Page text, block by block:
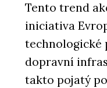
Tento trend
iniciativa
technologické
dopravní
takto pojatý